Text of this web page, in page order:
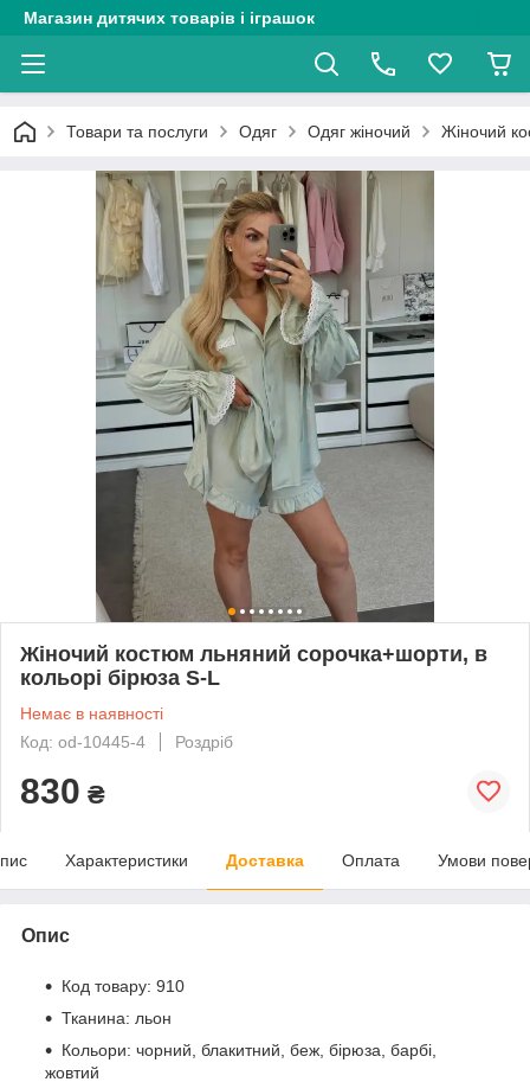
Магазин дитячих товарів і іграшок
Товари та послуги Одяг Одяг жіночий Жіночий
Жіночий костюм льняний сорочка+шорти, в
кольорі бірюза S-L
Немає в наявності
Код: od-10445-4
Роздріб
830 ₴
Характеристики Доставка Оплата Умови
Опис
Код товару: 910
Тканина: льон
Кольори: чорний, блакитний, беж, бірюза, барбі,
жовтий